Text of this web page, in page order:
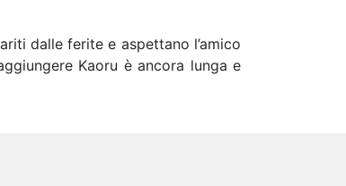
dalle ferite e aspettano l’amico
Kaoru è ancora lunga e